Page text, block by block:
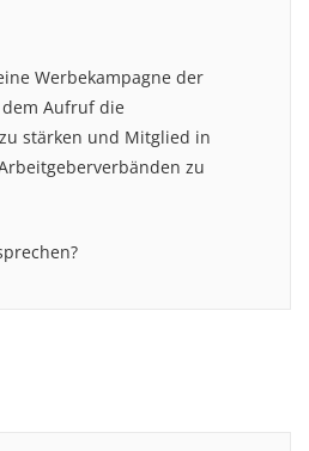
Werbekampagne der
Aufruf die
stärken und Mitglied in
zu